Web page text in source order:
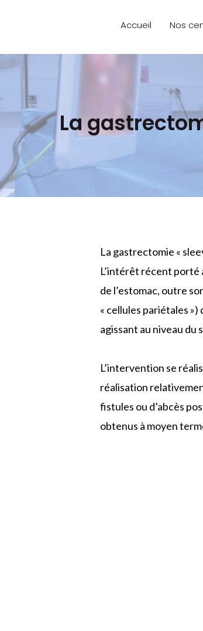
Accueil Nos
La
La gastrectomie «
L’intérêt récent porté
de l’estomac, outre
« cellules pariétales
agissant au niveau du
L’intervention se
réalisation
fistules ou d’abcès
obtenus à moyen